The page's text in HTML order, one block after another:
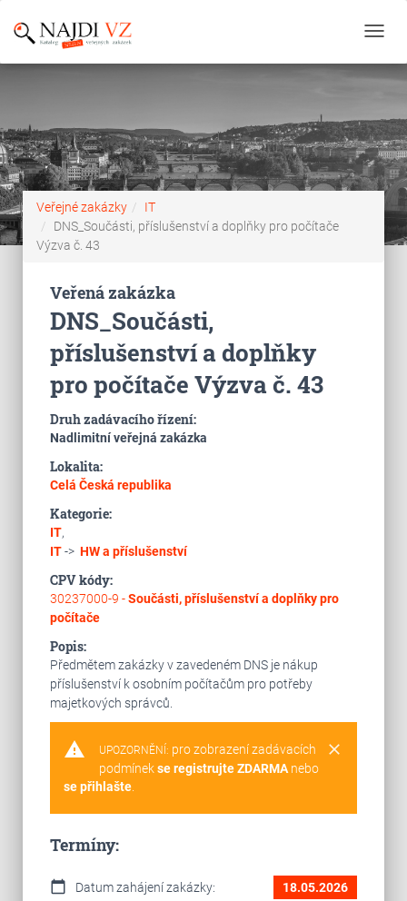
Veřejné zakázky
IT
DNS_Součásti, příslušenství a doplňky pro počítače
Výzva č. 43
Veřená zakázka
DNS_Součásti,
příslušenství a doplňky
pro počítače Výzva č. 43
Druh zadávacího řízení:
Nadlimitní veřejná zakázka
Lokalita:
Celá Česká republika
Kategorie:
IT,
IT-> HW a příslušenství
CPV kódy:
30237000-9 -Součásti, příslušenství a doplňky pro
počítače
Popis:
Předmětem zakázky v zavedeném DNS je nákup
příslušenství k osobním počítačům pro potřeby
majetkových správců.
warning clear
UPOZORNĚNÍ: pro zobrazení zadávacích
podmínekse registrujte ZDARMAnebo
se přihlašte.
Termíny:
calendar_today Datum zahájení zakázky: 18.05.2026